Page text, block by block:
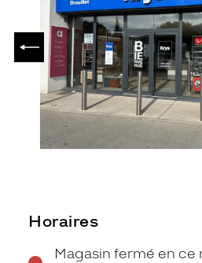
PRÉCÉDENT
Horaires
Magasin fermé en ce